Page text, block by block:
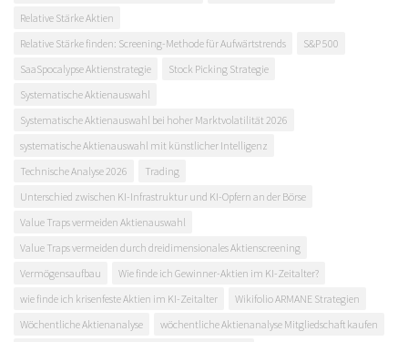
Relative Stärke Aktien
Relative Stärke finden: Screening-Methode für Aufwärtstrends
S&P 500
SaaSpocalypse Aktienstrategie
Stock Picking Strategie
Systematische Aktienauswahl
Systematische Aktienauswahl bei hoher Marktvolatilität 2026
systematische Aktienauswahl mit künstlicher Intelligenz
Technische Analyse 2026
Trading
Unterschied zwischen KI-Infrastruktur und KI-Opfern an der Börse
Value Traps vermeiden Aktienauswahl
Value Traps vermeiden durch dreidimensionales Aktienscreening
Vermögensaufbau
Wie finde ich Gewinner-Aktien im KI-Zeitalter?
wie finde ich krisenfeste Aktien im KI-Zeitalter
Wikifolio ARMANE Strategien
Wöchentliche Aktienanalyse
wöchentliche Aktienanalyse Mitgliedschaft kaufen